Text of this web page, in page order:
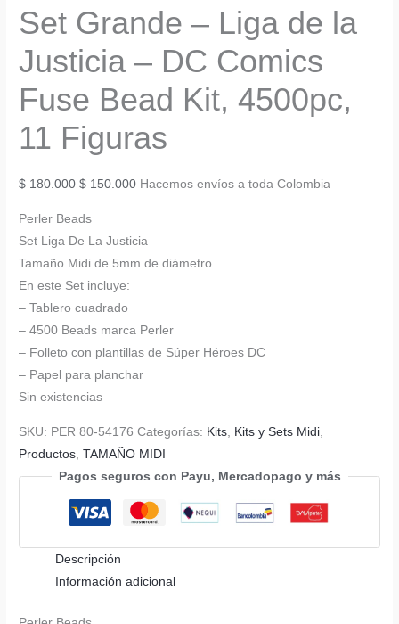
Set Grande – Liga de la
Justicia – DC Comics
Fuse Bead Kit, 4500pc,
11 Figuras
$180.000 El
$ 150.000ElHacemos envíos a toda Colombia
Perler Beads
Set Liga De La Justicia
Tamaño Midi de 5mm de diámetro
En este Set incluye:
– Tablero cuadrado
– 4500 Beads marca Perler
– Folleto con plantillas de Súper Héroes DC
– Papel para planchar
Sin existencias
SKU: PER 80-54176 Categorías: Kits Kits y Sets Midi
Productos ,TAMAÑO MIDI
Pagos seguros con Payu, Mercadopago y más
Descripción
Información adicional